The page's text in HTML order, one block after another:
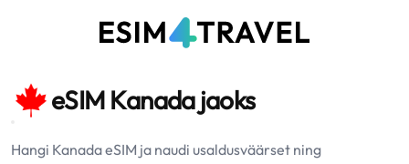
eSIM Kanada jaoks
Hangi Kanada eSIM ja naudi usaldusväärset ning